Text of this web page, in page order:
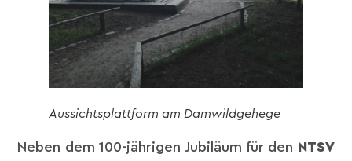
Aussichtsplattform am Damwildgehege
Neben dem 100-jährigen Jubiläum für den NTSV